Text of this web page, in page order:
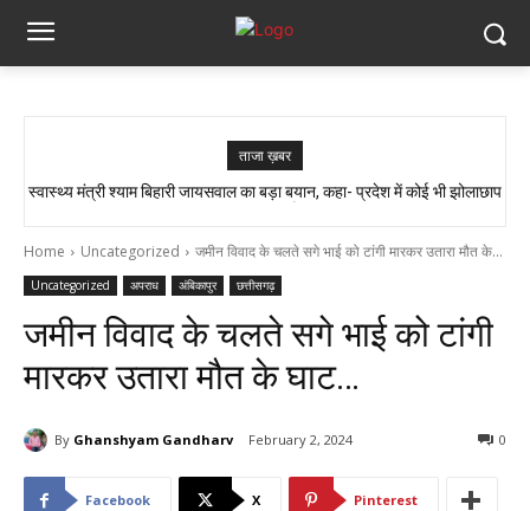
ताजा ख़बर
सांप ने काटा तो उसे गले में डाल लिया, फिर 14 KM बाइक दौड़ाकर पहुंचा अस्पताल
स्वास्थ्य मंत्री श्याम बिहारी जायसवाल का बड़ा बयान, कहा- प्रदेश में कोई भी झोलाछाप
Home Uncategorized जमीन विवाद के चलते सगे भाई को टांगी मारकर उतारा मौत के...
Uncategorized अपराध अंबिकापुर छत्तीसगढ़
जमीन विवाद के चलते सगे भाई को टांगी
मारकर उतारा मौत के घाट…
By Ghanshyam Gandharv February 2, 2024 0
Facebook X Pinterest